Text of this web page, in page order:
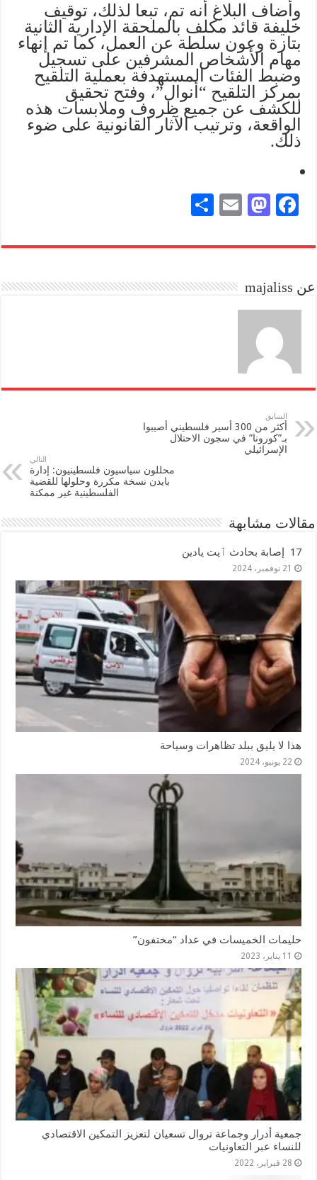
وأضاف البلاغ أنه تم، تبعا لذلك، توقيف
خليفة قائد مكلف بالملحقة الإدارية الثانية
بتازة وعون سلطة عن العمل، كما تم إنهاء
مهام الأشخاص المشرفين على تسجيل
وضبط الفئات المستهدفة بعملية التلقيح
بمركز التلقيح “أنوال”، وفتح تحقيق
للكشف عن جميع ظروف وملابسات هذه
الواقعة، وترتيب الآثار القانونية على ضوء
ذلك.
Fa
bo
M
to
n
E
ail
re
عن majaliss
السابق
أكثر من 300 أسير فلسطيني أصيبوا
بـ”كورونا” في سجون الاحتلال
الإسرائيلي
التالي
محللون سياسيون فلسطينيون: إدارة
بايدن نسخة مكررة وحلولها للقضية
الفلسطينية غير ممكنة
مقالات مشابهة
17 إصابة بحادث ٱيت يادين
21 نوفمبر، 2024
هذا لا يليق ببلد تظاهرات وسياحة
22 يونيو، 2024
حليمات الخميسات في عداد “مختفون”
11 يناير، 2023
جمعية أدرار وجماعة تروال تسعيان لتعزيز التمكين الاقتصادي
للنساء عبر التعاونيات
28 فبراير، 2022